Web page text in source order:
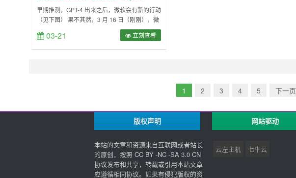
早期推测，GPT-4 出来之后，微软会有新的行动
（见下图） 果不其然，3 月 16 日（刚刚），微
软宣布，正式为 Microsoft 365 应用和服务提供
人工智能驱动的 Copilot（Microsoft 365
Copilot），旨在协助用户生成文档、电子邮
03-21 立刻查看
1 2 3 4 5 下一页
版权声明
本站的文章和资源来自互联网或者站长
的原创，按照 CC BY -NC -SA 3.0 CN
协议发布和共享，转载或引用本站文章
应遵循相同协议。如果有侵犯版权的资
网站驱动
云左主机 七牛云